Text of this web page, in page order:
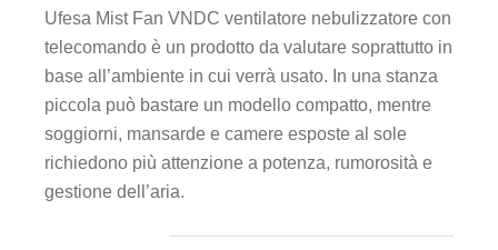
Ufesa Mist Fan VNDC ventilatore nebulizzatore con
telecomando è un prodotto da valutare soprattutto in
base all’ambiente in cui verrà usato. In una stanza
piccola può bastare un modello compatto, mentre
soggiorni, mansarde e camere esposte al sole
richiedono più attenzione a potenza, rumorosità e
gestione dell’aria.